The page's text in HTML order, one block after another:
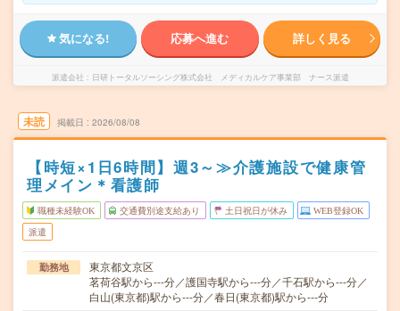
気になる! 応募へ進む 詳しく見る
派遣会社 日研トータルソーシング株式会社 メディカルケア事業部 ナース派遣
未読 掲載日 2026/08/08
【時短×1日6時間】週3～≫介護施設で健康管
理メイン＊看護師
職種未経験OK 交通費別途支給あり 土日祝日が休み WEB登録OK
派遣
勤務地
東京都文京区
茗荷谷駅から---分／護国寺駅から---分／千石駅から---分／
白山(東京都)駅から---分／春日(東京都)駅から---分